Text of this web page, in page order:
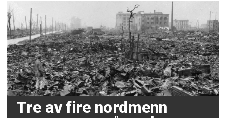
Tre av fire nordmenn